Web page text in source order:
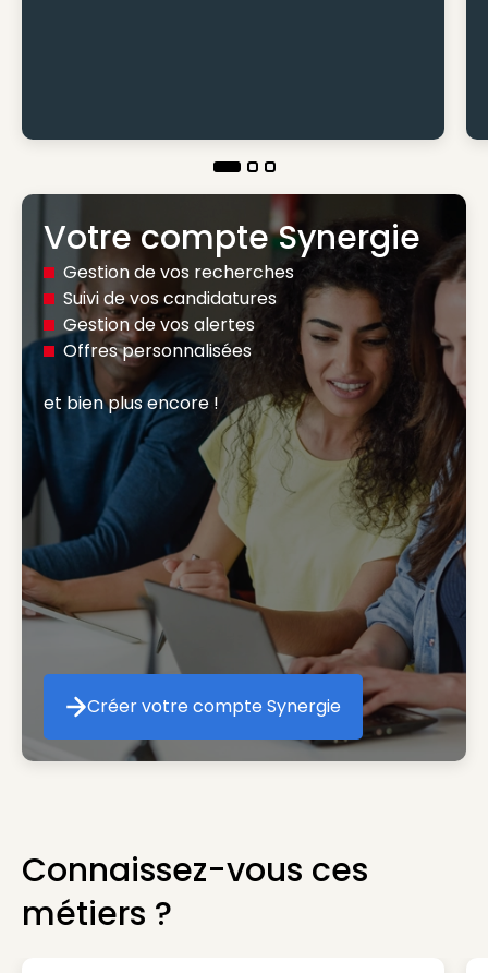
Votre compte Synergie
Gestion de vos recherches
Suivi de vos candidatures
Gestion de vos alertes
Offres personnalisées
et bien plus encore !
Créer votre compte Synergie
Créer votre compte Synergie
Connaissez-vous ces
métiers ?